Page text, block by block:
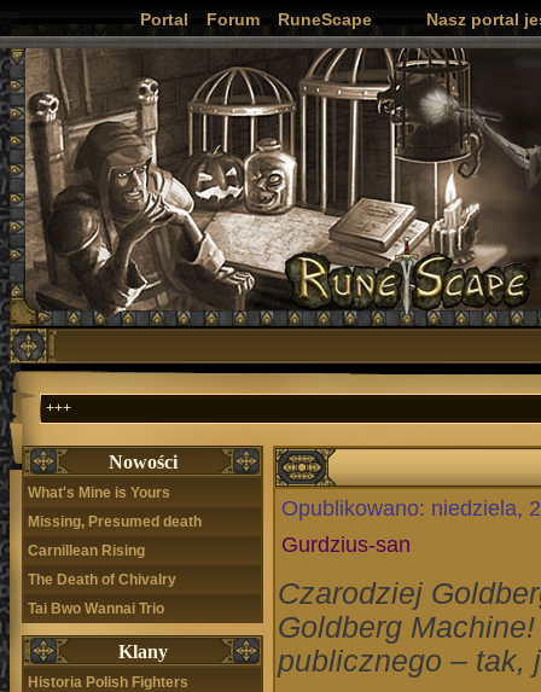
Portal Forum RuneScape Nasz portal
+++
Nowości
What's Mine is Yours
Missing, Presumed death
Carnillean Rising
The Death of Chivalry
Tai Bwo Wannai Trio
Klany
Historia Polish Fighters
Opublikowano: niedziela,
Gurdzius-san
Czarodziej
Goldberg
publicznego – tak,